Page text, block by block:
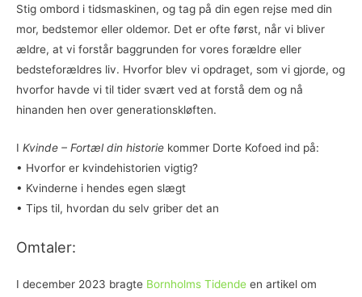
Stig ombord i tidsmaskinen, og tag på din egen rejse med din
mor, bedstemor eller oldemor. Det er ofte først, når vi bliver
ældre, at vi forstår baggrunden for vores forældre eller
bedsteforældres liv. Hvorfor blev vi opdraget, som vi gjorde, og
hvorfor havde vi til tider svært ved at forstå dem og nå
hinanden hen over generationskløften.
I Kvinde – Fortæl din historie kommer Dorte Kofoed ind på:
• Hvorfor er kvindehistorien vigtig?
• Kvinderne i hendes egen slægt
• Tips til, hvordan du selv griber det an
Omtaler:
I december 2023 bragte Bornholms Tidende en artikel om